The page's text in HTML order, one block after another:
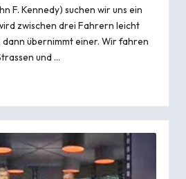
F. Kennedy) suchen wir uns ein
zwischen drei Fahrern leicht
übernimmt einer. Wir fahren
und …